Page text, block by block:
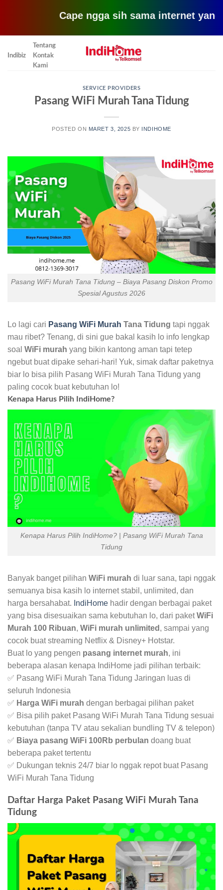
Cape ngga sih sama internet yang
Indibiz
Tentang
Kontak
Kami
SERVICE PROVIDERS
Pasang WiFi Murah Tana Tidung
POSTED ON MARET 3, 2025 BY INDIHOME
Pasang WiFi Murah Tana Tidung – Biaya Pasang Diskon Promo
Spesial Agustus 2026
Lo lagi cari Pasang WiFi Murah Tana Tidung tapi nggak
mau ribet? Tenang, di sini gue bakal kasih lo info lengkap
soal WiFi murah yang bikin kantong aman tapi tetep
ngebut buat dipake sehari-hari! Yuk, simak daftar paketnya
biar lo bisa pilih Pasang WiFi Murah Tana Tidung yang
paling cocok buat kebutuhan lo!
Kenapa Harus Pilih IndiHome?
Kenapa Harus Pilih IndiHome? | Pasang WiFi Murah Tana
Tidung
Banyak banget pilihan WiFi murah di luar sana, tapi nggak
semuanya bisa kasih lo internet stabil, unlimited, dan
harga bersahabat. IndiHome hadir dengan berbagai paket
yang bisa disesuaikan sama kebutuhan lo, dari paketWiFi
Murah 100 Ribuan, WiFi murah unlimited , sampai yang
cocok buat streaming Netflix & Disney+ Hotstar.
Buat lo yang pengen pasang internet murah, ini
beberapa alasan kenapa IndiHome jadi pilihan terbaik:
✅ Pasang WiFi Murah Tana Tidung Jaringan luas di
seluruh Indonesia
✅ Harga WiFi murah dengan berbagai pilihan paket
✅ Bisa pilih paket Pasang WiFi Murah Tana Tidung sesuai
kebutuhan (tanpa TV atau sekalian bundling TV & telepon)
✅ Biaya pasang WiFi 100Rb perbulan doang buat
beberapa paket tertentu
✅ Dukungan teknis 24/7 biar lo nggak repot buat Pasang
WiFi Murah Tana Tidung
Daftar Harga Paket Pasang WiFi Murah Tana
Tidung